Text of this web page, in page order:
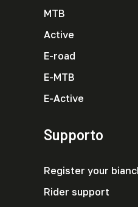
MTB
Active
E-road
E-MTB
E-Active
Supporto
Register your
Rider support